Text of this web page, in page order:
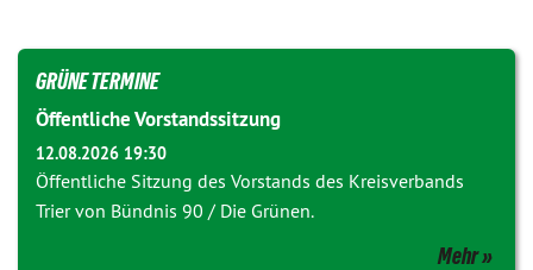
GRÜNE TERMINE
Öffentliche Vorstandssitzung
12.08.2026 19:30
Öffentliche Sitzung des Vorstands des Kreisverbands
Trier von Bündnis 90 / Die Grünen.
Mehr